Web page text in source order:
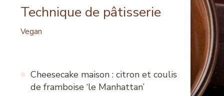
Technique de pâtisserie
Vegan
Cheesecake maison : citron et coulis
de framboise ‘le Manhattan’